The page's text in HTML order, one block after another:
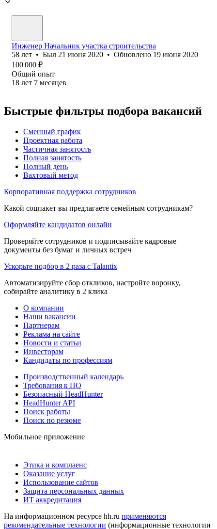
Инженер Начальник участка строительства
58 лет • Был 21 июня 2020 • Обновлено 19 июня 2020
100 000 ₽
Общий опыт
18 лет 7 месяцев
Быстрые фильтры подбора вакансий
Сменный график
Проектная работа
Частичная занятость
Полная занятость
Полный день
Вахтовый метод
Корпоративная поддержка сотрудников
Какой соцпакет вы предлагаете семейным сотрудникам?
Оформляйте кандидатов онлайн
Проверяйте сотрудников и подписывайте кадровые
документы без бумаг и личных встреч
Ускорьте подбор в 2 раза с Talantix
Автоматизируйте сбор откликов, настройте воронку,
собирайте аналитику в 2 клика
О компании
Наши вакансии
Партнерам
Реклама на сайте
Новости и статьи
Инвесторам
Кандидаты по профессиям
Производственный календарь
Требования к ПО
Безопасный HeadHunter
HeadHunter API
Поиск работы
Поиск по резюме
Мобильное приложение
Этика и комплаенс
Оказание услуг
Использование сайтов
Защита персональных данных
ИТ аккредитация
На информационном ресурсе hh.ru применяются
рекомендательные технологии (информационные технологии